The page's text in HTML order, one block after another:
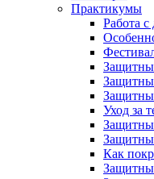
Практикумы
Работа
Уход за
Как